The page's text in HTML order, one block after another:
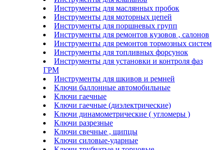
Инструменты для маслянных пробок
Инструменты для моторных цепей
Инструменты для поршневых групп
Инструменты для ремонтов кузовов , салонов
Инструменты для ремонтов тормозных систем
Инструменты для топливных форсунок
Инструменты для установки и контроля фаз
ГРМ
Инструменты для шкивов и ремней
Ключи баллонные автомобильные
Ключи гаечные
Ключи гаечные (диэлектрические)
Ключи динамометрические ( угломеры )
Ключи разрезные
Ключи свечные , щипцы
Ключи силовые-ударные